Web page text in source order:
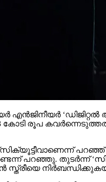
‘ഡിജിറ്റല്‍
രൂപ
പറഞ്ഞ്
പറഞ്ഞു. തുടര്‍ന്ന്
സ്ത്രീയെ